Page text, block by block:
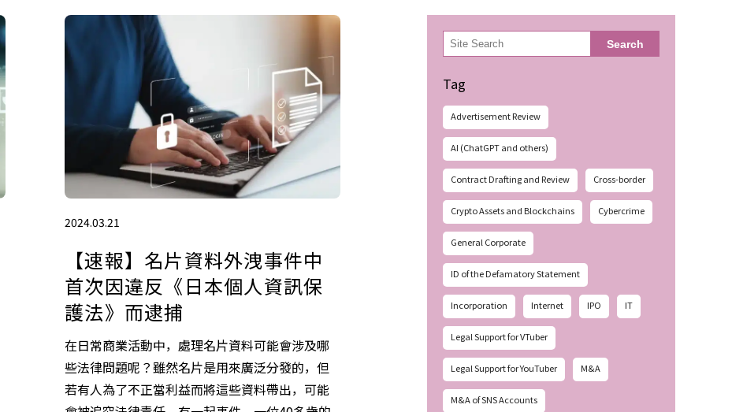
2024.03.21
【速報】名片資料外洩事件中
首次因違反《日本個人資訊保
護法》而逮捕
在日常商業活動中，處理名片資料可能會涉及哪
些法律問題呢？雖然名片是用來廣泛分發的，但
若有人為了不正當利益而將這些資料帶出，可能
検
索 Search
Tag
Advertisement Review
AI (ChatGPT and others)
Contract Drafting and Review Cross-border
Crypto Assets and Blockchains Cybercrime
General Corporate
ID of the Defamatory Statement
Incorporation Internet IPO IT
Legal Support for VTuber
Legal Support for YouTuber M&A
M&A of SNS Accounts